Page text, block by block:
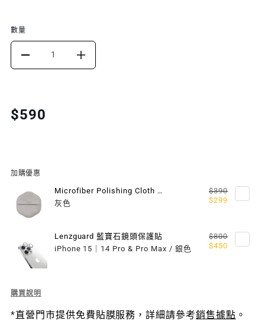
Translation
missing:
$590
數量
DECREASE
FOR
鋼
化
玻
璃
保
護
貼
INCREASE
化
璃
貼
加購優惠
Microfiber Polishing Cloth 超細纖維擦拭布
灰色
$390
$299
Lenzguard 藍寶石鏡頭保護貼
iPhone 15｜14 Pro & Pro Max / 銀色
$800
$450
Description
Vetro
購買說明
*直營門市提供免費貼膜服務，詳細請參考銷售據點 。